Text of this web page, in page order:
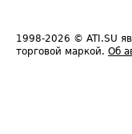
1998-2026 © ATI.SU
торговой маркой. Об